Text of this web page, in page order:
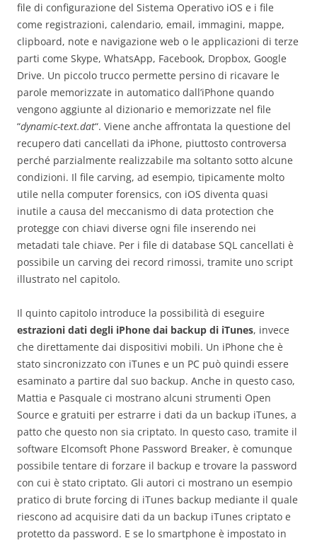
file di configurazione del Sistema Operativo iOS e i file
come registrazioni, calendario, email, immagini, mappe,
clipboard, note e navigazione web o le applicazioni di terze
parti come Skype, WhatsApp, Facebook, Dropbox, Google
Drive. Un piccolo trucco permette persino di ricavare le
parole memorizzate in automatico dall’iPhone quando
vengono aggiunte al dizionario e memorizzate nel file
“dynamic-text.dat“. Viene anche affrontata la questione del
recupero dati cancellati da iPhone, piuttosto controversa
perché parzialmente realizzabile ma soltanto sotto alcune
condizioni. Il file carving, ad esempio, tipicamente molto
utile nella computer forensics, con iOS diventa quasi
inutile a causa del meccanismo di data protection che
protegge con chiavi diverse ogni file inserendo nei
metadati tale chiave. Per i file di database SQL cancellati è
possibile un carving dei record rimossi, tramite uno script
illustrato nel capitolo.
Il quinto capitolo introduce la possibilità di eseguire
estrazioni dati degli iPhone dai backup di iTunes, invece
che direttamente dai dispositivi mobili. Un iPhone che è
stato sincronizzato con iTunes e un PC può quindi essere
esaminato a partire dal suo backup. Anche in questo caso,
Mattia e Pasquale ci mostrano alcuni strumenti Open
Source e gratuiti per estrarre i dati da un backup iTunes, a
patto che questo non sia criptato. In questo caso, tramite il
software Elcomsoft Phone Password Breaker, è comunque
possibile tentare di forzare il backup e trovare la password
con cui è stato criptato. Gli autori ci mostrano un esempio
pratico di brute forcing di iTunes backup mediante il quale
riescono ad acquisire dati da un backup iTunes criptato e
protetto da password. E se lo smartphone è impostato in